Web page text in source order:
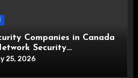
Companies in Canada
Security
25, 2026